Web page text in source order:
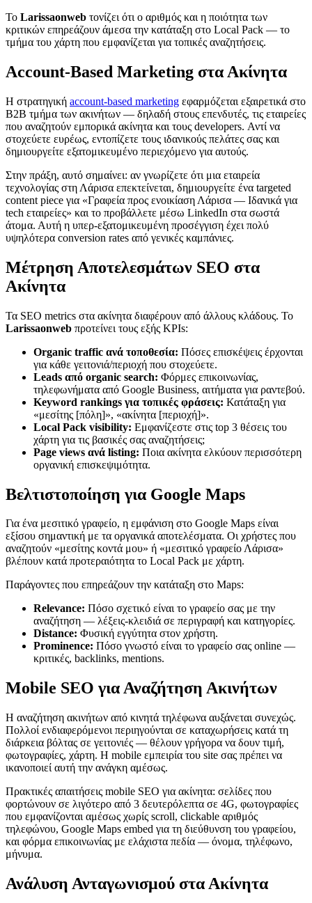
Το Larissaonweb τονίζει ότι ο αριθμός και η ποιότητα των
κριτικών επηρεάζουν άμεσα την κατάταξη στο Local Pack — το
τμήμα του χάρτη που εμφανίζεται για τοπικές αναζητήσεις.
Account-Based Marketing στα Ακίνητα
Η στρατηγική account-based marketing εφαρμόζεται εξαιρετικά στο
B2B τμήμα των ακινήτων — δηλαδή στους επενδυτές, τις εταιρείες
που αναζητούν εμπορικά ακίνητα και τους developers. Αντί να
στοχεύετε ευρέως, εντοπίζετε τους ιδανικούς πελάτες σας και
δημιουργείτε εξατομικευμένο περιεχόμενο για αυτούς.
Στην πράξη, αυτό σημαίνει: αν γνωρίζετε ότι μια εταιρεία
τεχνολογίας στη Λάρισα επεκτείνεται, δημιουργείτε ένα targeted
content piece για «Γραφεία προς ενοικίαση Λάρισα — Ιδανικά για
tech εταιρείες» και το προβάλλετε μέσω LinkedIn στα σωστά
άτομα. Αυτή η υπερ-εξατομικευμένη προσέγγιση έχει πολύ
υψηλότερα conversion rates από γενικές καμπάνιες.
Μέτρηση Αποτελεσμάτων SEO στα
Ακίνητα
Τα SEO metrics στα ακίνητα διαφέρουν από άλλους κλάδους. Το
Larissaonweb προτείνει τους εξής KPIs:
Organic traffic ανά τοποθεσία: Πόσες επισκέψεις έρχονται
για κάθε γειτονιά/περιοχή που στοχεύετε.
Leads από organic search: Φόρμες επικοινωνίας,
τηλεφωνήματα από Google Business, αιτήματα για ραντεβού.
Keyword rankings για τοπικές φράσεις: Κατάταξη για
«μεσίτης [πόλη]», «ακίνητα [περιοχή]».
Local Pack visibility: Εμφανίζεστε στις top 3 θέσεις του
χάρτη για τις βασικές σας αναζητήσεις;
Page views ανά listing: Ποια ακίνητα ελκύουν περισσότερη
οργανική επισκεψιμότητα.
Βελτιστοποίηση για Google Maps
Για ένα μεσιτικό γραφείο, η εμφάνιση στο Google Maps είναι
εξίσου σημαντική με τα οργανικά αποτελέσματα. Οι χρήστες που
αναζητούν «μεσίτης κοντά μου» ή «μεσιτικό γραφείο Λάρισα»
βλέπουν κατά προτεραιότητα το Local Pack με χάρτη.
Παράγοντες που επηρεάζουν την κατάταξη στο Maps:
Relevance: Πόσο σχετικό είναι το γραφείο σας με την
αναζήτηση — λέξεις-κλειδιά σε περιγραφή και κατηγορίες.
Distance: Φυσική εγγύτητα στον χρήστη.
Prominence: Πόσο γνωστό είναι το γραφείο σας online —
κριτικές, backlinks, mentions.
Mobile SEO για Αναζήτηση Ακινήτων
Η αναζήτηση ακινήτων από κινητά τηλέφωνα αυξάνεται συνεχώς.
Πολλοί ενδιαφερόμενοι περιηγούνται σε καταχωρήσεις κατά τη
διάρκεια βόλτας σε γειτονιές — θέλουν γρήγορα να δουν τιμή,
φωτογραφίες, χάρτη. Η mobile εμπειρία του site σας πρέπει να
ικανοποιεί αυτή την ανάγκη αμέσως.
Πρακτικές απαιτήσεις mobile SEO για ακίνητα: σελίδες που
φορτώνουν σε λιγότερο από 3 δευτερόλεπτα σε 4G, φωτογραφίες
που εμφανίζονται αμέσως χωρίς scroll, clickable αριθμός
τηλεφώνου, Google Maps embed για τη διεύθυνση του γραφείου,
και φόρμα επικοινωνίας με ελάχιστα πεδία — όνομα, τηλέφωνο,
μήνυμα.
Ανάλυση Ανταγωνισμού στα Ακίνητα